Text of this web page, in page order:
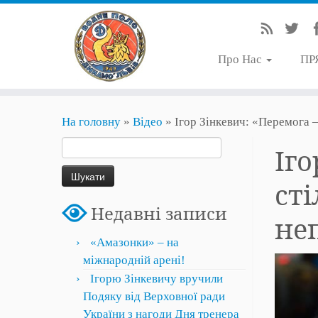
Про Нас
На головну » Відео » Ігор Зінкевич: «Перемога
Недавні записи
«Амазонки» – на
міжнародній арені!
Ігорю Зінкевичу вручили
Подяку від Верховної ради
України з нагоди Дня тренера